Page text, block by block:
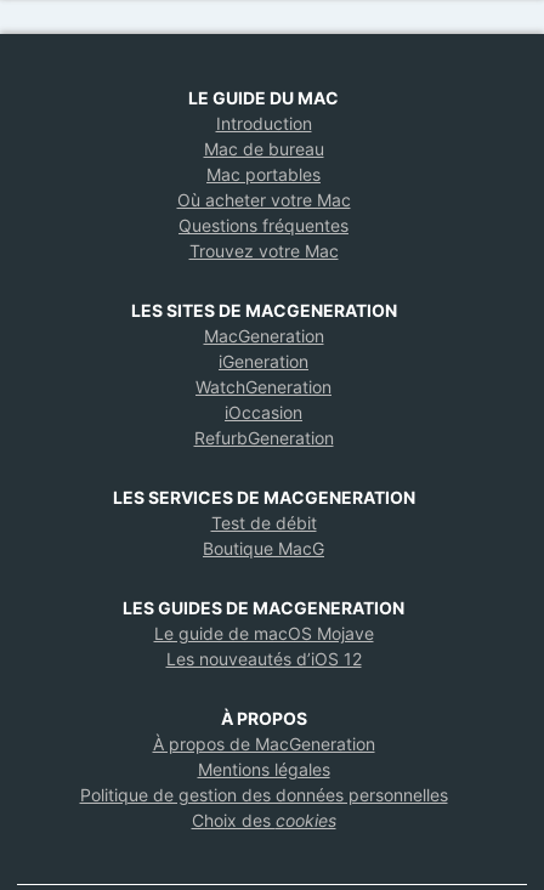
LE GUIDE DU MAC
Introduction
Mac de bureau
Mac portables
Où acheter votre Mac
Questions fréquentes
Trouvez votre Mac
LES SITES DE MACGENERATION
MacGeneration
iGeneration
WatchGeneration
iOccasion
RefurbGeneration
LES SERVICES DE MACGENERATION
Test de débit
Boutique MacG
LES GUIDES DE MACGENERATION
Le guide de macOS Mojave
Les nouveautés d’iOS 12
À PROPOS
À propos de MacGeneration
Mentions légales
Politique de gestion des données personnelles
Choix des cookies